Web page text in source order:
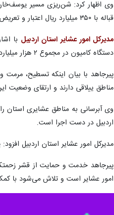
قباله با ۳۵۰ میلیارد ریال اعتبار و تعریض و اصلاح دیگر راه‌های عشایری با ۲۰۰ میلیارد ریال اعتبار در شهرستان انگوت از دیگر طرح‌ها است.
مدیرکل امور عشایر استان اردبیل
دستگاه کامیون در مجموع ۲ هزار میلیارد ریال اعتبار اختصاص یافته است.
پیرجاهد با بیان اینکه تسطیح،
مناطق ییلاقی دارند و ارتقای وضعیت
وی آبرسانی به مناطق عشایری استان
اردبیل در دست اجرا است.
مدیرکل امور عشایر استان اردبیل افزود: پارسال در مجموع ۴۰ طرح زیرساختی و
پیرجاهد خدمت و حمایت از قشر
امور عشایر است و تلاش می‌شود با